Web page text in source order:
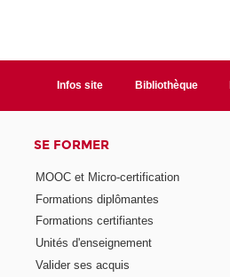
Infos site Bibliothèque
SE FORMER
MOOC et Micro-certification
Formations diplômantes
Formations certifiantes
Unités d'enseignement
Valider ses acquis